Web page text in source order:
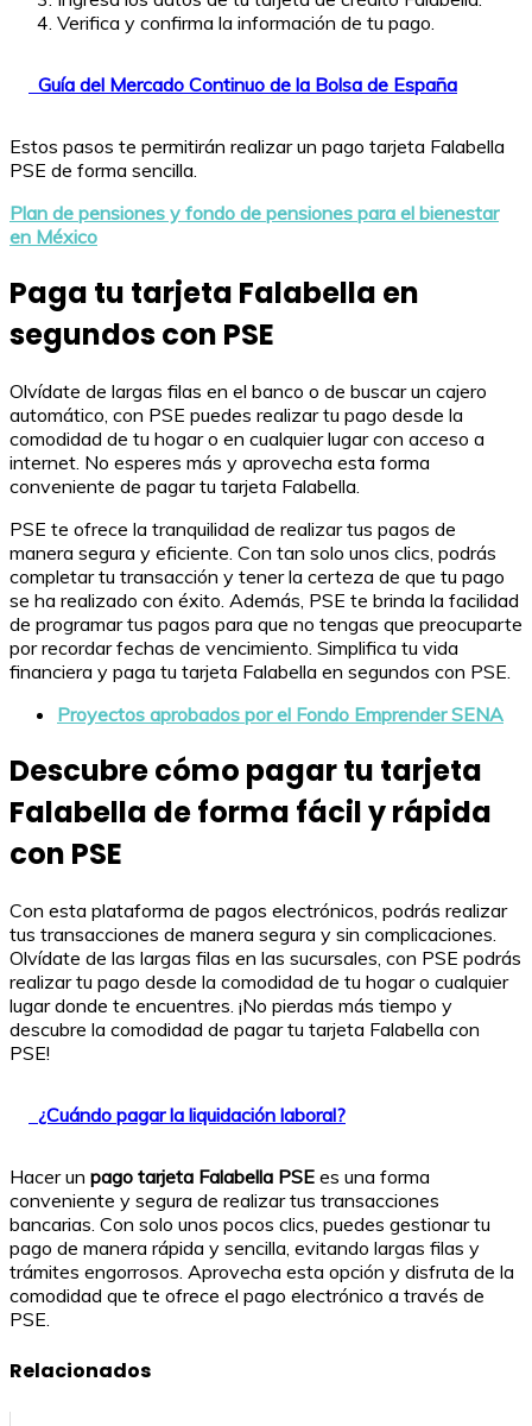
Verifica y confirma la información de tu pago.
Guía del Mercado Continuo de la Bolsa de España
Estos pasos te permitirán realizar un pago tarjeta Falabella
PSE de forma sencilla.
Plan de pensiones y fondo de pensiones para el bienestar
en México
Paga tu tarjeta Falabella en
segundos con PSE
Olvídate de largas filas en el banco o de buscar un cajero
automático, con PSE puedes realizar tu pago desde la
comodidad de tu hogar o en cualquier lugar con acceso a
internet. No esperes más y aprovecha esta forma
conveniente de pagar tu tarjeta Falabella.
PSE te ofrece la tranquilidad de realizar tus pagos de
manera segura y eficiente. Con tan solo unos clics, podrás
completar tu transacción y tener la certeza de que tu pago
se ha realizado con éxito. Además, PSE te brinda la facilidad
de programar tus pagos para que no tengas que preocuparte
por recordar fechas de vencimiento. Simplifica tu vida
financiera y paga tu tarjeta Falabella en segundos con PSE.
Proyectos aprobados por el Fondo Emprender SENA
Descubre cómo pagar tu tarjeta
Falabella de forma fácil y rápida
con PSE
Con esta plataforma de pagos electrónicos, podrás realizar
tus transacciones de manera segura y sin complicaciones.
Olvídate de las largas filas en las sucursales, con PSE podrás
realizar tu pago desde la comodidad de tu hogar o cualquier
lugar donde te encuentres. ¡No pierdas más tiempo y
descubre la comodidad de pagar tu tarjeta Falabella con
PSE!
¿Cuándo pagar la liquidación laboral?
Hacer un pago tarjeta Falabella PSE es una forma
conveniente y segura de realizar tus transacciones
bancarias. Con solo unos pocos clics, puedes gestionar tu
pago de manera rápida y sencilla, evitando largas filas y
trámites engorrosos. Aprovecha esta opción y disfruta de la
comodidad que te ofrece el pago electrónico a través de
PSE.
Relacionados